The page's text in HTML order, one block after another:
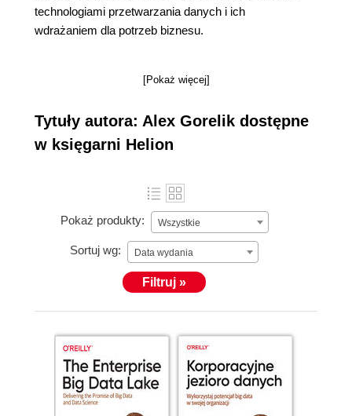
technologiami przetwarzania danych i ich
wdrażaniem dla potrzeb biznesu.
[Pokaż więcej]
Tytuły autora: Alex Gorelik dostępne
w księgarni Helion
Pokaż produkty: Wszystkie
Sortuj wg: Data wydania
Filtruj »